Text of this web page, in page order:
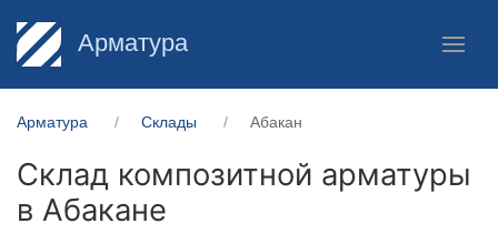
Арматура
Арматура Склады Абакан
Склад композитной арматуры
в Абакане